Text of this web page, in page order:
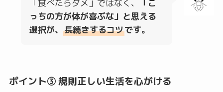
「食べたらダメ」ではなく、
「こ
っちの方が体が喜ぶな」と思える
選択が、 長続きするコツです。
ポイント③ 規則正しい生活を心がける